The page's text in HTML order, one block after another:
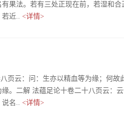
果法。若有三处正现在前，若湿和
若近.. <详情>
八页云：问：生亦以精血等为缘；何
。二解 法蕴足论十卷二十八页云：
说名.. <详情>